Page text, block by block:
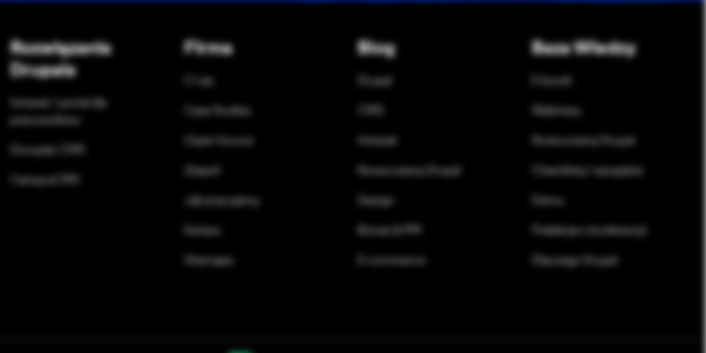
Rozwiązania
Drupala
Droopler CMS
CampusCMS
Firma
Case Studies
Zespół
Sitemapa
Blog
Drupal
CMS
Nowoczesny Drupal
Design
Biznes & PM
Baza Wiedzy
Nowoczesny Drupal
Checklisty i narzędzia
Dlaczego Drupal